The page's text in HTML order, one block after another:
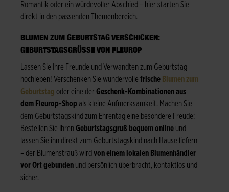
Romantik oder ein würdevoller Abschied – hier starten Sie
direkt in den passenden Themenbereich.
BLUMEN ZUM GEBURTSTAG VERSCHICKEN:
GEBURTSTAGSGRÜSSE VON FLEUROP
Lassen Sie Ihre Freunde und Verwandten zum Geburtstag
hochleben! Verschenken Sie wundervolle frische Blumen zum
Geburtstag oder eine der Geschenk-Kombinationen aus
dem Fleurop-Shop als kleine Aufmerksamkeit. Machen Sie
dem Geburtstagskind zum Ehrentag eine besondere Freude:
Bestellen Sie Ihren Geburtstagsgruß bequem online und
lassen Sie ihn direkt zum Geburtstagskind nach Hause liefern
– der Blumenstrauß wird von einem lokalen Blumenhändler
vor Ort gebunden und persönlich überbracht, kontaktlos und
sicher.